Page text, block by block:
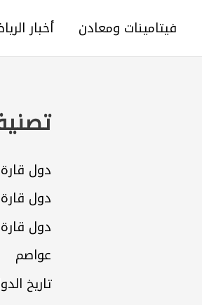
فيتامينات ومعادن أخبار
دول
دول قارة
دول قارة
عواصم
تاريخ